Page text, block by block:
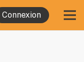
Connexion